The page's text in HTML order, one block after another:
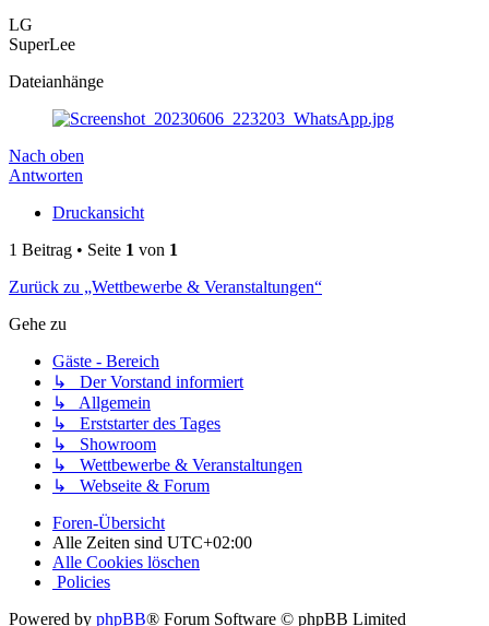
LG
SuperLee
Dateianhänge
Nach oben
Antworten
Druckansicht
1 Beitrag • Seite 1 von 1
Zurück zu „Wettbewerbe & Veranstaltungen“
Gehe zu
Gäste - Bereich
↳ Der Vorstand informiert
↳ Allgemein
↳ Erststarter des Tages
↳ Showroom
↳ Wettbewerbe & Veranstaltungen
↳ Webseite & Forum
Foren-Übersicht
Alle Zeiten sind UTC+02:00
Alle Cookies löschen
Policies
Powered by phpBB® Forum Software © phpBB Limited